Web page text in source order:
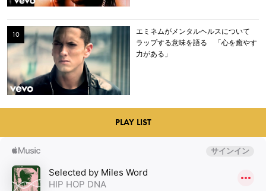
エミネムがメンタルヘルスについて
ラップする意味を語る 「心を癒やす
力がある」
PLAY LIST